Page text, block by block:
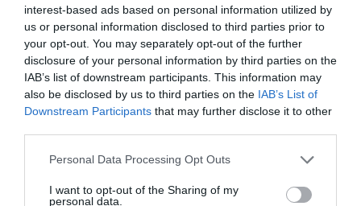
interest-based ads based on personal information utilized by
us or personal information disclosed to third parties prior to
your opt-out. You may separately opt-out of the further
disclosure of your personal information by third parties on the
IAB’s list of downstream participants. This information may
also be disclosed by us to third parties on the IAB’s List of
Downstream Participants that may further disclose it to other
Please note that this website/app uses one or more Google
not limited to your visit or usage behaviour. You may click to
Personal Data Processing Opt Outs
I want to opt-out of the Sharing of my
personal data.
Legfrissebb híreink
KÉT AUTÓ ÜTKÖZÖTT BOGÁCSON, A
MENTŐK IS A HELYSZÍNRE ÉRKE...